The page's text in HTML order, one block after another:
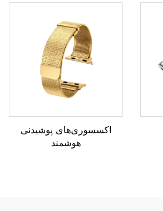
اکسسوری‌های پوشیدنی
هوشمند